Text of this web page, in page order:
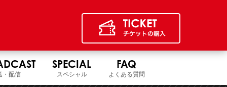
・配信
SPECIAL
スペシャル
FAQ
よくある質問